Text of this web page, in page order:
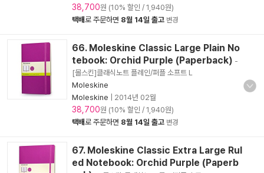
38,700원 (10% 할인 / 1,940원)
택배로 주문하면 8월 14일 출고 변경
66. Moleskine Classic Large Plain No
tebook: Orchid Purple (Paperback) -
[몰스킨]클래식노트 플레인/퍼플 소프트 L
Moleskine
Moleskine
2014년 02월
38,700원 (10% 할인 / 1,940원)
택배로 주문하면 8월 14일 출고 변경
67. Moleskine Classic Extra Large Rul
ed Notebook: Orchid Purple (Paperb